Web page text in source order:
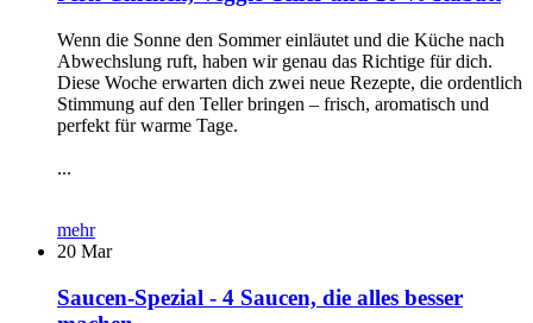
Wenn die Sonne den Sommer einläutet und die Küche nach
Abwechslung ruft, haben wir genau das Richtige für dich.
Diese Woche erwarten dich zwei neue Rezepte, die ordentlich
Stimmung auf den Teller bringen – frisch, aromatisch und
perfekt für warme Tage.
...
mehr
20 Mar
Saucen-Spezial - 4 Saucen, die alles besser